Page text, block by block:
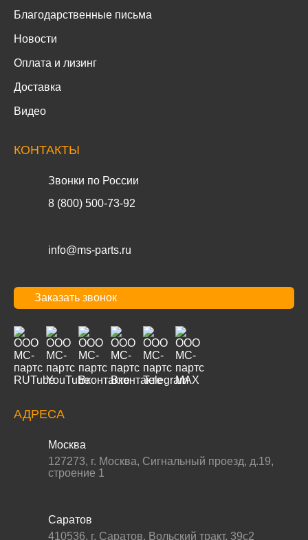
Благодарственные письма
Новости
Оплата и лизинг
Доставка
Видео
КОНТАКТЫ
Звонки по России
8 (800) 500-73-92
info@ms-parts.ru
Заказать звонок
АДРЕСА
Москва
127273, г. Москва, Сигнальный проезд, д.19,
строение 1
Саратов
410536, г. Саратов, Вольский тракт, 39с2